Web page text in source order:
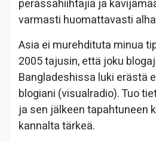
perässähiihtäjiä ja
varmasti huomattavasti
Asia ei murehdituta minua
2005 tajusin, että joku
Bangladeshissa luki erästä
blogiani (visualradio). Tuo
ja sen jälkeen tapahtuneen
kannalta tärkeä.